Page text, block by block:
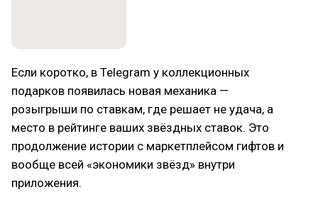
Если коротко, в Telegram у коллекционных
подарков появилась новая механика —
розыгрыши по ставкам, где решает не удача, а
место в рейтинге ваших звёздных ставок. Это
продолжение истории с маркетплейсом гифтов и
вообще всей «экономики звёзд» внутри
приложения.